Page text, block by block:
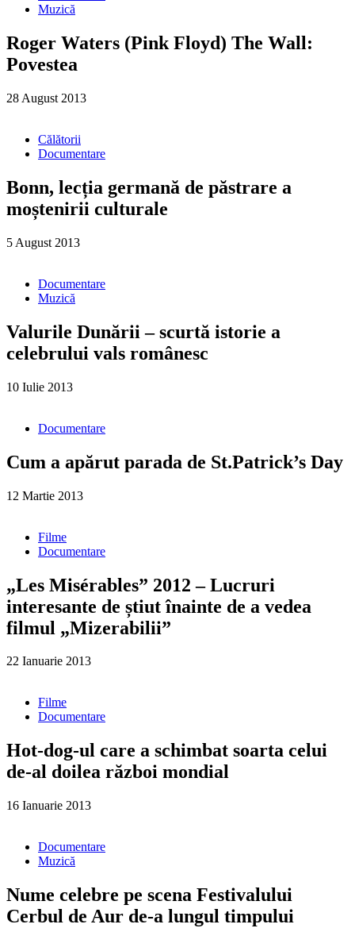
Muzică
Roger Waters (Pink Floyd) The Wall:
Povestea
28 August 2013
Călătorii
Documentare
Bonn, lecția germană de păstrare a
moștenirii culturale
5 August 2013
Documentare
Muzică
Valurile Dunării – scurtă istorie a
celebrului vals românesc
10 Iulie 2013
Documentare
Cum a apărut parada de St.Patrick’s Day
12 Martie 2013
Filme
Documentare
„Les Misérables” 2012 – Lucruri
interesante de știut înainte de a vedea
filmul „Mizerabilii”
22 Ianuarie 2013
Filme
Documentare
Hot-dog-ul care a schimbat soarta celui
de-al doilea război mondial
16 Ianuarie 2013
Documentare
Muzică
Nume celebre pe scena Festivalului
Cerbul de Aur de-a lungul timpului